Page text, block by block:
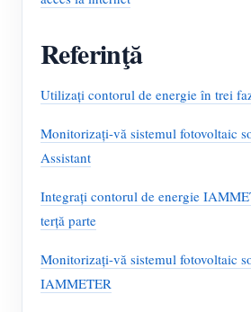
Referinţă
Utilizați contorul de energie în trei
Monitorizați-vă sistemul fotovoltaic
Assistant
Integrați contorul de energie
terță parte
Monitorizați-vă sistemul fotovoltaic
IAMMETER